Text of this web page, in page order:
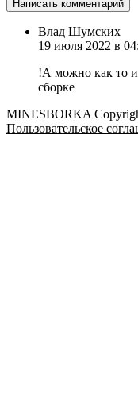
Влад Шумских
19 июля 2022 в
!А можно как то
сборке
MINESBORKA
Пользовательское